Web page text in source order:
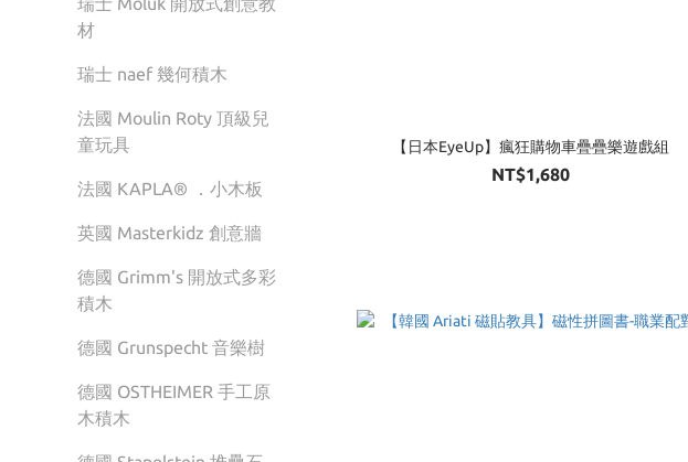
材
瑞士 naef 幾何積木
法國 Moulin Roty 頂級兒
童玩具
法國 KAPLA® ．小木板
英國 Masterkidz 創意牆
德國 Grimm's 開放式多彩
積木
德國 Grunspecht 音樂樹
德國 OSTHEIMER 手工原
木積木
【日本EyeUp】瘋狂購物車疊疊樂遊戲組
NT$1,680